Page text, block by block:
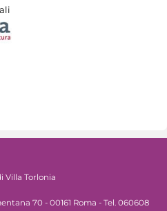
Villa Torlonia
70 - 00161 Roma - Tel. 060608